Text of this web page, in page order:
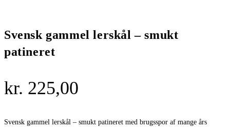
Svensk gammel lerskål – smukt
patineret
kr. 225,00
Svensk gammel lerskål – smukt patineret med brugsspor af mange års